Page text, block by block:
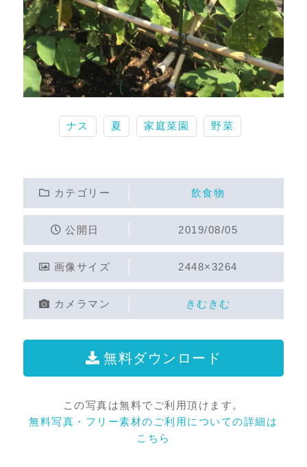
ナス 夏 家庭菜園 野菜
カテゴリー 飲食物
公開日 2019/08/05
画像サイズ 2448×3264
カメラマン きむきむ
無料ダウンロード
この写真は無料でご利用頂けます。
無料写真・フリー素材のご利用についての詳細は
こちら